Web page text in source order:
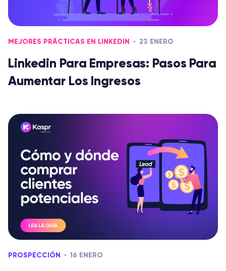
MEJORES PRÁCTICAS EN LINKEDIN 23 ENERO
Linkedin Para Empresas: Pasos Para
Aumentar Los Ingresos
PROSPECCIÓN 16 ENERO